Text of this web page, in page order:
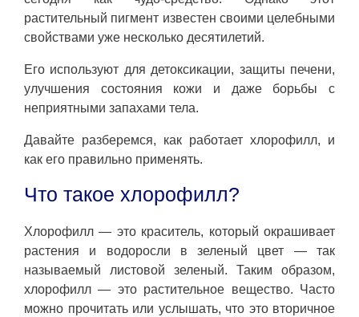
растительный пигмент известен своими целебными
свойствами уже несколько десятилетий.
Его используют для детоксикации, защиты печени,
улучшения состояния кожи и даже борьбы с
неприятными запахами тела.
Давайте разберемся, как работает хлорофилл, и
как его правильно применять.
Что такое хлорофилл?
Хлорофилл — это краситель, который окрашивает
растения и водоросли в зеленый цвет — так
называемый листовой зеленый. Таким образом,
хлорофилл — это растительное вещество. Часто
можно прочитать или услышать, что это вторичное